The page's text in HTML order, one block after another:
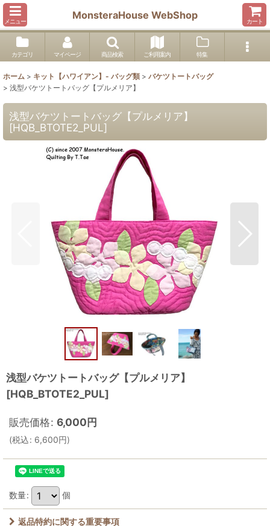
メニュー
MonsteraHouse WebShop
カート
カテゴリ マイページ 商品検索 ご利用案内 特集
ホーム > キット【ハワイアン】- バッグ類 > バケツトートバッグ
> 浅型バケツトートバッグ【プルメリア】
浅型バケツトートバッグ【プルメリア】
[HQB_BTOTE2_PUL]
浅型バケツトートバッグ【プルメリア】
[HQB_BTOTE2_PUL]
販売価格: 6,000円
(税込: 6,600円)
数量: 個
返品特約に関する重要事項